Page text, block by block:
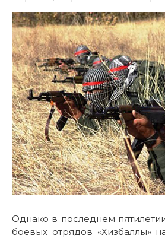
Однако в последнем
боевых отрядов «Хизбаллы»